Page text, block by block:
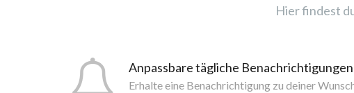
Hier findest
Anpassbare tägliche Benachrichtigungen
Erhalte eine Benachrichtigung zu deiner